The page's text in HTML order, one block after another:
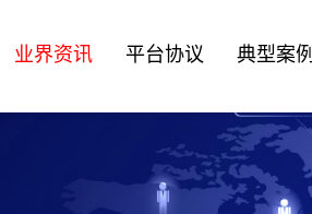
业界资讯 平台协议 典型案例